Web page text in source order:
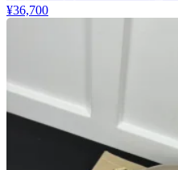
¥36,700